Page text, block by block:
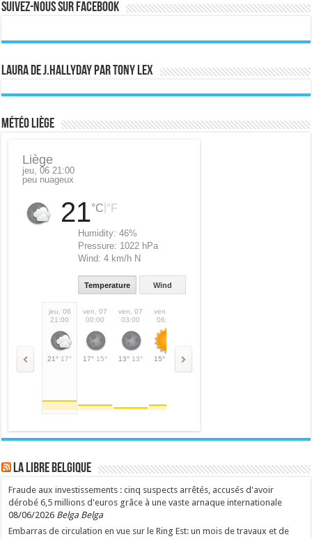
Suivez-nous sur Facebook
Laura de J.Hallyday par Tony Lex
Météo Liège
Liège
jeu, 06 21:00
peu nuageux
21°C °F
Humidity:46%
Pressure: 1022 hPa
Wind:4 km/h N
Temperature Wind
jeu, 06
21:00
21° 17°
ven, 07
00:00
17° 15°
ven, 07
03:00
13° 13°
ven, 07
06:00
15°
LA Libre Belgique
Fraude aux investissements : cinq suspects arrêtés, accusés d'avoir
dérobé 6,5 millions d'euros grâce à une vaste arnaque internationale
08/06/2026 Belga Belga
Embarras de circulation en vue sur le Ring Est: un mois de travaux et de